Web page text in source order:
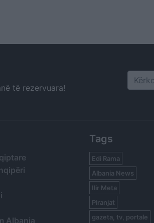
të rezervuara! Search
Albania
Tags
Edi Rama
Albania News
Ilir Meta
Piranjat
gazeta, tv, portale